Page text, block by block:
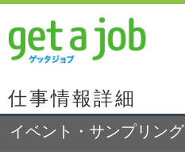
仕事情報詳細
イベント・サンプリング